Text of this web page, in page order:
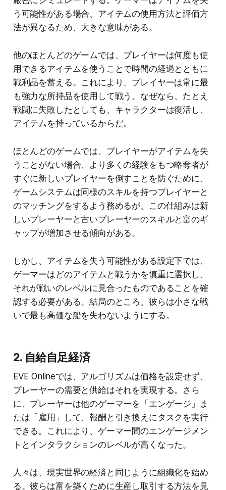
う可能性がある場合、アイテムの使用方法と評価方
法が異なるため、大きな意味がある。
他のほとんどのゲームでは、プレイヤーは何度も使
用できるアイテムを使うことで時間の経過とともに
戦利品を蓄える。これにより、プレイヤーは常に最
も強力な所持品を使用して戦う。なぜなら、たとえ
戦闘に失敗したとしても、キャラクターは復活し、
アイテムを持っているからだ。
ほとんどのゲームでは、プレイヤーがアイテムを失
うことがない場合、より多くの経験をもつ略奪者が
すぐに新しいプレイヤーを倒すことを防ぐために、
ゲームシステムは同様のスキルを持つプレイヤーと
のマッチングをするよう務めるが、この仕組みは新
しいプレーヤーと古いプレーヤーのスキルと富のギ
ャップが増加させる傾向がある。
しかし、アイテムを失う可能性がある設定下では、
ゲーマーはどのアイテムと戦うかを慎重に選択し、
それが戦いのレベルに見合ったものであることを確
認する必要がある。結局のところ、彼らは小さな戦
いで最も高価な船を失わないようにする。
2. 自給自足経済
EVE Onlineでは、アルゴリズムは価格を設定せず、
プレーヤーの需要と供給はそれを実現する。さら
に、プレーヤーは他のゲーマーを「エンゲージ」ま
たは「雇用」して、報酬と引き換えにタスクを実行
できる。これにより、ゲーマー間のエンゲージメン
トとインタラクションのレベルが高くなった。
人々は、現実世界の経済と同じように組織化を始め
る。彼らは富を築くために生産し取引する方法を見